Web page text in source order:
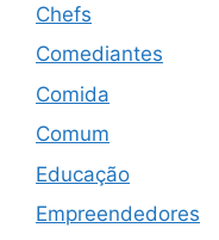
Chefs
Comediantes
Comida
Comum
Educação
Empreendedores